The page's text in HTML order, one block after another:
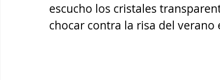
escucho los cristales
chocar contra la risa del